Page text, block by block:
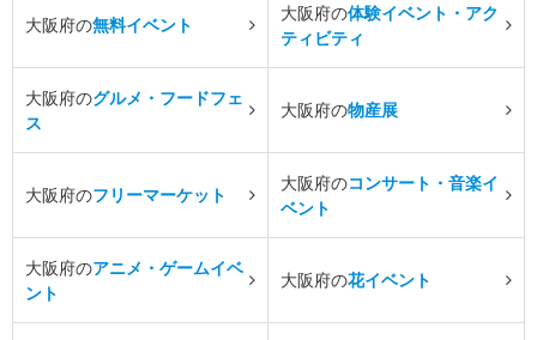
大阪府の無料イベント
大阪府の体験イベント・アク
ティビティ
大阪府のグルメ・フードフェ
ス
大阪府の物産展
大阪府のフリーマーケット
大阪府のコンサート・音楽イ
ベント
大阪府のアニメ・ゲームイベ
ント
大阪府の花イベント